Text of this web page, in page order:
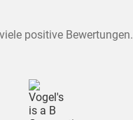
positive Bewertungen.